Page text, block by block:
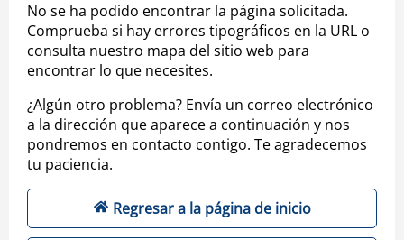
No se ha podido encontrar la página solicitada.
Comprueba si hay errores tipográficos en la URL o
consulta nuestro mapa del sitio web para
encontrar lo que necesites.
¿Algún otro problema? Envía un correo electrónico
a la dirección que aparece a continuación y nos
pondremos en contacto contigo. Te agradecemos
tu paciencia.
Regresar a la página de inicio